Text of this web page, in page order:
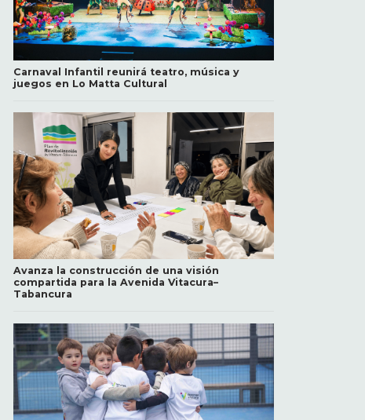
Carnaval Infantil reunirá teatro, música y
juegos en Lo Matta Cultural
Avanza la construcción de una visión
compartida para la Avenida Vitacura–
Tabancura